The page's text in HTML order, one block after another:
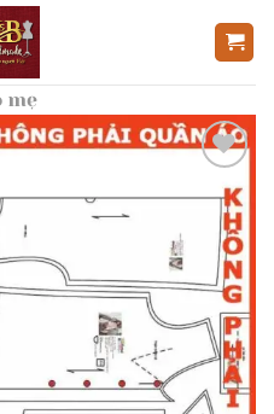
mẹ
Add to
wishlist